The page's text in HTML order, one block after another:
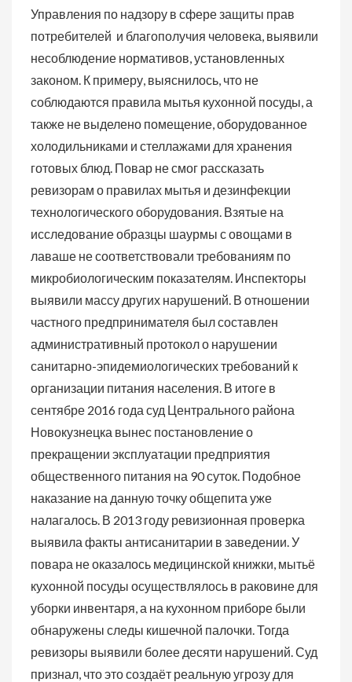
Управления по надзору в сфере защиты прав
потребителей и благополучия человека, выявили
несоблюдение нормативов, установленных
законом. К примеру, выяснилось, что не
соблюдаются правила мытья кухонной посуды, а
также не выделено помещение, оборудованное
холодильниками и стеллажами для хранения
готовых блюд. Повар не смог рассказать
ревизорам о правилах мытья и дезинфекции
технологического оборудования. Взятые на
исследование образцы шаурмы с овощами в
лаваше не соответствовали требованиям по
микробиологическим показателям. Инспекторы
выявили массу других нарушений. В отношении
частного предпринимателя был составлен
административный протокол о нарушении
санитарно-эпидемиологических требований к
организации питания населения. В итоге в
сентябре 2016 года суд Центрального района
Новокузнецка вынес постановление о
прекращении эксплуатации предприятия
общественного питания на 90 суток. Подобное
наказание на данную точку общепита уже
налагалось. В 2013 году ревизионная проверка
выявила факты антисанитарии в заведении. У
повара не оказалось медицинской книжки, мытьё
кухонной посуды осуществлялось в раковине для
уборки инвентаря, а на кухонном приборе были
обнаружены следы кишечной палочки. Тогда
ревизоры выявили более десяти нарушений. Суд
признал, что это создаёт реальную угрозу для